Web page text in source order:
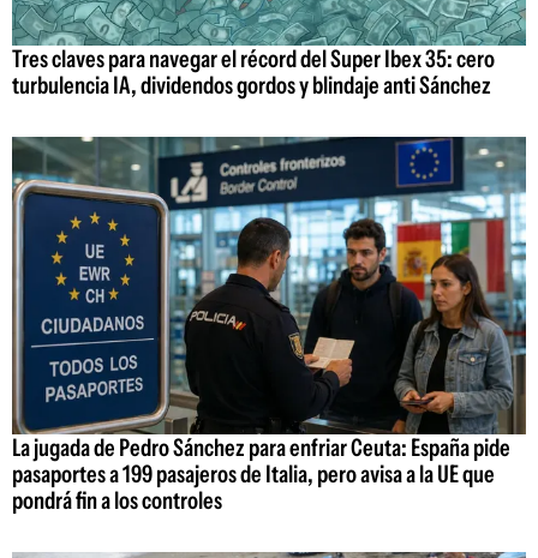
Tres claves para navegar el récord del Super Ibex 35: cero
turbulencia IA, dividendos gordos y blindaje anti Sánchez
La jugada de Pedro Sánchez para enfriar Ceuta: España pide
pasaportes a 199 pasajeros de Italia, pero avisa a la UE que
pondrá fin a los controles